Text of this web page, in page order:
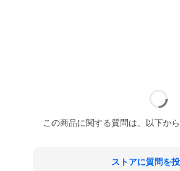
この商品に関する質問は、以下か
ストアに質問を